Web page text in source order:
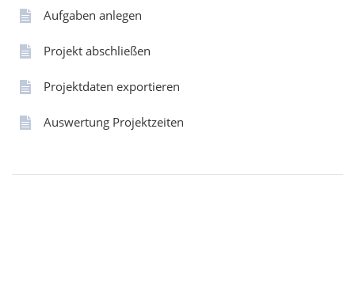
Aufgaben anlegen
Projekt abschließen
Projektdaten exportieren
Auswertung Projektzeiten